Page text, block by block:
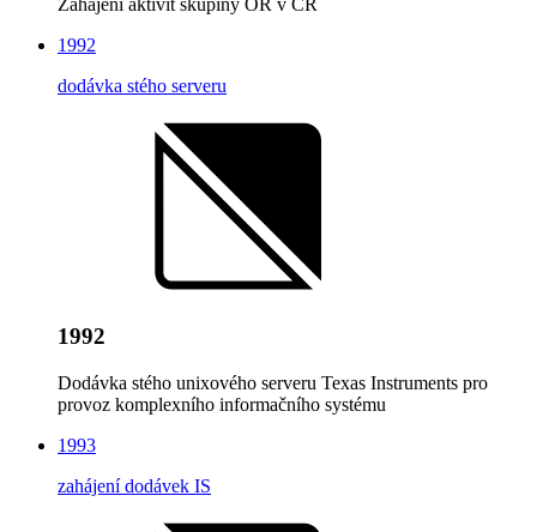
Zahájení aktivit skupiny OR v ČR
1992
dodávka stého serveru
1992
Dodávka stého unixového serveru Texas Instruments pro
provoz komplexního informačního systému
1993
zahájení dodávek IS